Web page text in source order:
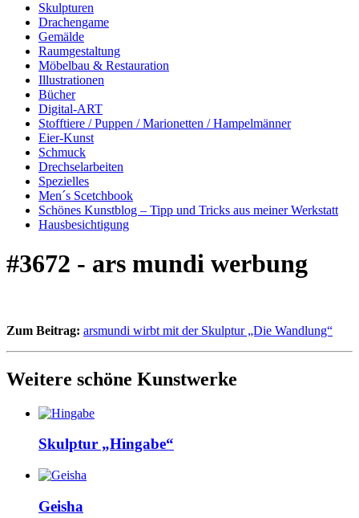
Skulpturen
Drachengame
Gemälde
Raumgestaltung
Möbelbau & Restauration
Illustrationen
Bücher
Digital-ART
Stofftiere / Puppen / Marionetten / Hampelmänner
Eier-Kunst
Schmuck
Drechselarbeiten
Spezielles
Men´s Scetchbook
Schönes Kunstblog – Tipp und Tricks aus meiner Werkstatt
Hausbesichtigung
#3672 - ars mundi werbung
Zum Beitrag: arsmundi wirbt mit der Skulptur „Die Wandlung“
Weitere schöne Kunstwerke
Skulptur „Hingabe“
Geisha